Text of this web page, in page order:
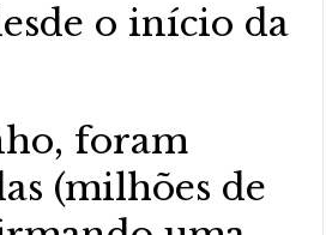
o início da
foram
(milhões de